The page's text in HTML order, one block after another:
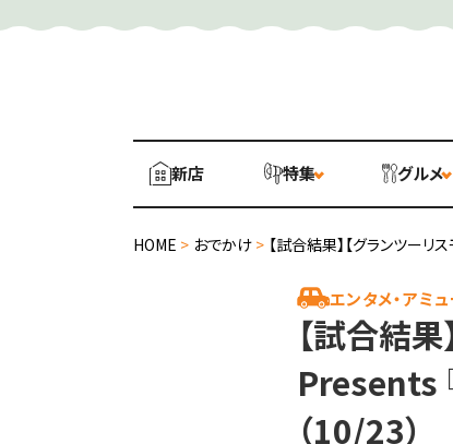
新店 特集 グルメ
HOME > おでかけ > 【試合結果】【グランツー
エンタメ・アミ
【試合結
Presents
（10/23）